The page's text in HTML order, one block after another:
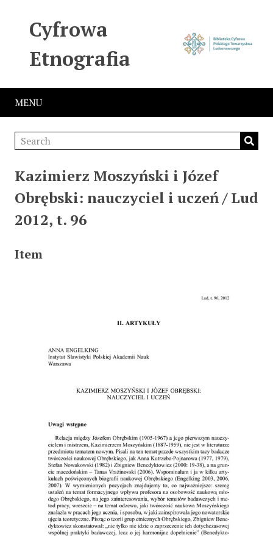
Cyfrowa
Etnografia
MENU
Kazimierz Moszyński i Józef
Obrębski: nauczyciel i uczeń / Lud
2012, t. 96
Item